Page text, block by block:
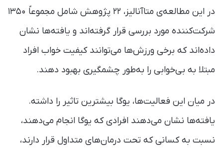
در این مطالعه‌ی متاآنالیز، ۲۲ پژوهش شامل مجموعاً ۱۳۵۰
شرکت‌کننده مورد بررسی قرار گرفته‌اند و یافته‌ها نشان
داده‌اند که برخی ورزش‌ها می‌توانند کیفیت خواب افراد
مبتلا به بی‌خوابی را به‌طور چشمگیری بهبود دهند.
در میان این فعالیت‌ها، یوگا بیشترین تاثیر را داشته.
یافته‌ها نشان می‌دهند افرادی که یوگا انجام می‌دهند،
نسبت به کسانی که تحت درمان‌های متداول قرار دارند،